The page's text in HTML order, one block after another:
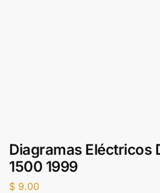
Diagramas Eléctricos
1500 1999
$ 9.00